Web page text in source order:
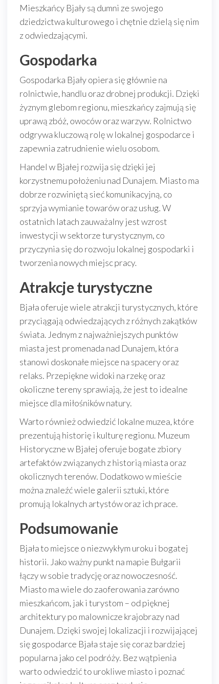
Mieszkańcy Bjały są dumni ze swojego
dziedzictwa kulturowego i chętnie dzielą się nim
z odwiedzającymi.
Gospodarka
Gospodarka Bjały opiera się głównie na
rolnictwie, handlu oraz drobnej produkcji. Dzięki
żyznym glebom regionu, mieszkańcy zajmują się
uprawą zbóż, owoców oraz warzyw. Rolnictwo
odgrywa kluczową rolę w lokalnej gospodarce i
zapewnia zatrudnienie wielu osobom.
Handel w Bjałej rozwija się dzięki jej
korzystnemu położeniu nad Dunajem. Miasto ma
dobrze rozwiniętą sieć komunikacyjną, co
sprzyja wymianie towarów oraz usług. W
ostatnich latach zauważalny jest wzrost
inwestycji w sektorze turystycznym, co
przyczynia się do rozwoju lokalnej gospodarki i
tworzenia nowych miejsc pracy.
Atrakcje turystyczne
Bjała oferuje wiele atrakcji turystycznych, które
przyciągają odwiedzających z różnych zakątków
świata. Jednym z najważniejszych punktów
miasta jest promenada nad Dunajem, która
stanowi doskonałe miejsce na spacery oraz
relaks. Przepiękne widoki na rzekę oraz
okoliczne tereny sprawiają, że jest to idealne
miejsce dla miłośników natury.
Warto również odwiedzić lokalne muzea, które
prezentują historię i kulturę regionu. Muzeum
Historyczne w Bjałej oferuje bogate zbiory
artefaktów związanych z historią miasta oraz
okolicznych terenów. Dodatkowo w mieście
można znaleźć wiele galerii sztuki, które
promują lokalnych artystów oraz ich prace.
Podsumowanie
Bjała to miejsce o niezwykłym uroku i bogatej
historii. Jako ważny punkt na mapie Bułgarii
łączy w sobie tradycję oraz nowoczesność.
Miasto ma wiele do zaoferowania zarówno
mieszkańcom, jak i turystom – od pięknej
architektury po malownicze krajobrazy nad
Dunajem. Dzięki swojej lokalizacji i rozwijającej
się gospodarce Bjała staje się coraz bardziej
popularna jako cel podróży. Bez wątpienia
warto odwiedzić to urokliwe miasto i poznać